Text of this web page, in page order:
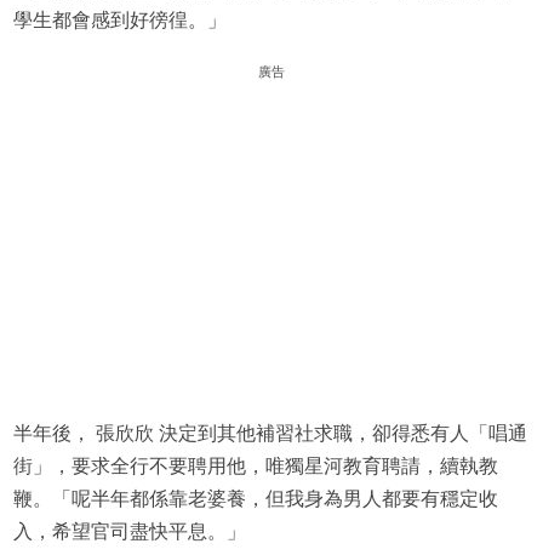
學生都會感到好徬徨。」
廣告
半年後， 張欣欣 決定到其他補習社求職，卻得悉有人「唱通
街」，要求全行不要聘用他，唯獨星河教育聘請，續執教
鞭。「呢半年都係靠老婆養，但我身為男人都要有穩定收
入，希望官司盡快平息。」